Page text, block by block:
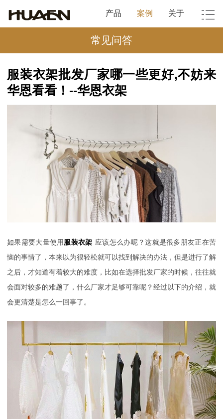
产品 案例 关于
常见问答
服装衣架批发厂家哪一些更好,不妨来
华恩看看！--华恩衣架
如果需要大量使用 服装衣架 应该怎么办呢？这就是很多朋友正在苦
恼的事情了，本来以为很轻松就可以找到解决的办法，但是进行了解
之后，才知道有着较大的难度，比如在选择批发厂家的时候，往往就
会面对较多的难题了，什么厂家才足够可靠呢？经过以下的介绍，就
会更清楚是怎么一回事了。